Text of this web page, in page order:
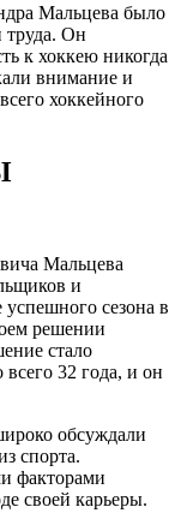
Мальцева было
труда. Он
к хоккею никогда
внимание и
хоккейного
Мальцева
и
успешного сезона в
решении
стало
32 года, и он
обсуждали
спорта.
факторами
своей карьеры.